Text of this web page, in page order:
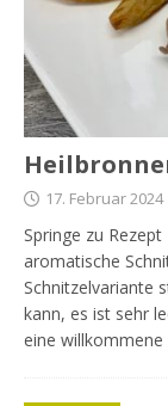
17. Februar 2024
Springe zu
aromatische
Schnitzelvariante
kann, es ist sehr
eine willkommene